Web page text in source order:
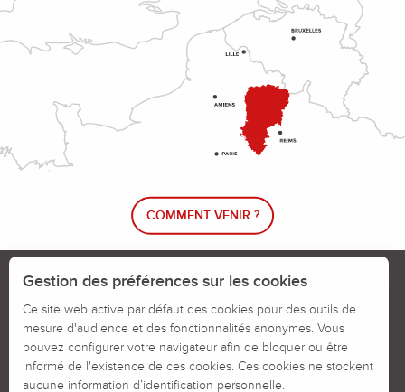
COMMENT VENIR ?
Le blog rando !
Calendrier des jours chassés
Signaler un problème sur un parcours
Politiques des Cookies Mentions légales
Gestion des préférences sur les cookies
Ce site web active par défaut des cookies pour des outils de
mesure d'audience et des fonctionnalités anonymes. Vous
pouvez configurer votre navigateur afin de bloquer ou être
informé de l'existence de ces cookies. Ces cookies ne stockent
aucune information d’identification personnelle.